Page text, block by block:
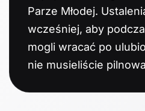
Parze Młodej.
wcześniej, aby
mogli wracać po
nie musieliście